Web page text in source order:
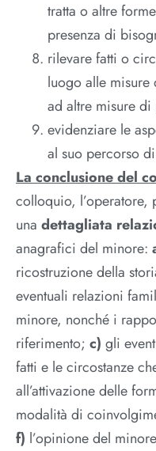
tratta o altre
presenza di
rilevare fatti o
luogo alle
ad altre misure
evidenziare le
al suo percorso
Laconclusione del
colloquio, l’operatore,
una dettagliata
anagrafici del minore:
ricostruzione della
eventuali relazioni
minore, nonché i
riferimento; c) gli
fatti e le circostanze
all’attivazione delle
modalità di
f) l’opinione del